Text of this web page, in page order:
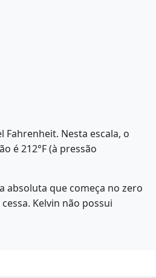
Nesta escala, o
é 212°F (à pressão
absoluta que começa no zero
Kelvin não possui